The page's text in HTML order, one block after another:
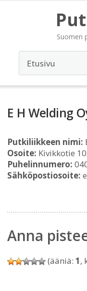
Suomen
E H Welding
Putkiliikkeen nimi:
Osoite: Kivikkotie
Puhelinnumero:
Sähköpostiosoite:
Anna
(ääniä: 1,